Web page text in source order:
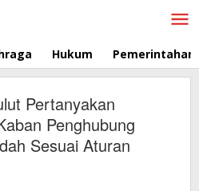
Hukum Pemerintahan
Pertanyakan
Penghubung
Sesuai Aturan